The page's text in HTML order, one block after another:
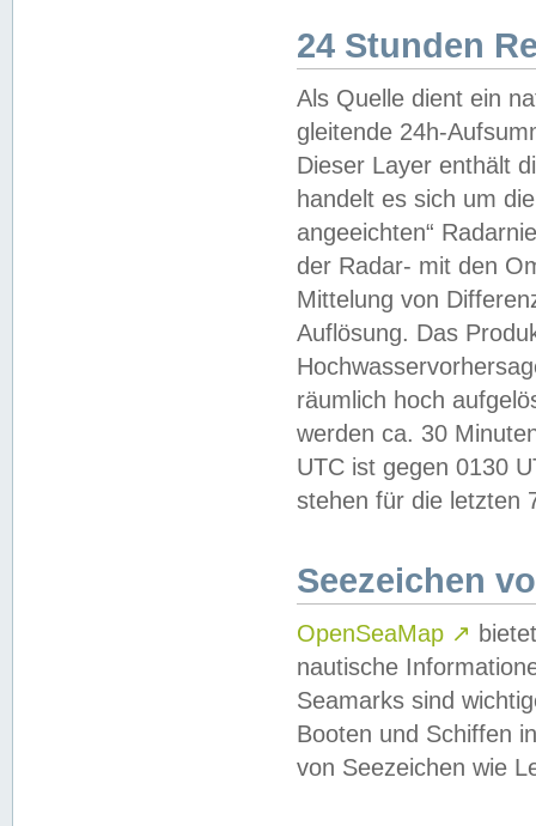
24 Stunden
Als Quelle dient ein
gleitende 24h-
Dieser Layer enthält
handelt es sich um
angeeichten“
der Radar- mit den
Mittelung von
Auflösung. Das
räumlich hoch
werden ca. 30
UTC ist gegen 0130
stehen für die letzten
Seezeichen
OpenSeaMap ↗
nautische
Seamarks sind
Booten und Schiffen
von Seezeichen wie